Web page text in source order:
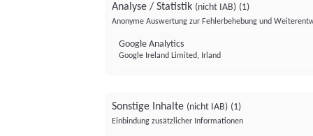
Analyse / Statistik (nicht IAB) (1)
Anonyme Auswertung zur Fehlerbehebung und
Google Analytics
Google Ireland Limited, Irland
Sonstige Inhalte (nicht IAB) (1)
Einbindung zusätzlicher Informationen